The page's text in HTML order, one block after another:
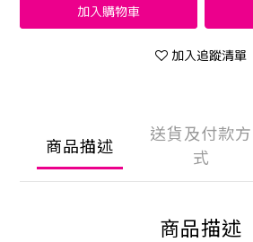
加入購物車
加入追蹤清單
商品描述
送貨及付款方
式
商品描述